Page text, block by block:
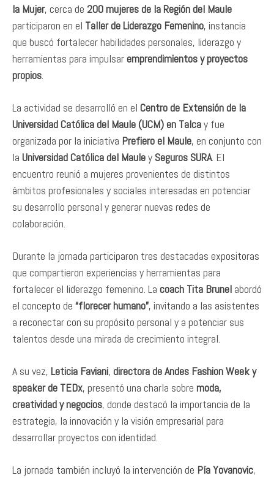
la Mujer, cerca de 200 mujeres de la Región del Maule
participaron en el Taller de Liderazgo Femenino, instancia
que buscó fortalecer habilidades personales, liderazgo y
herramientas para impulsaremprendimientos y proyectos
propios.
La actividad se desarrolló en el Centro de Extensión de la
Universidad Católica del Maule (UCM) en Talcay fue
organizada por la iniciativa Prefiero el Maule, en conjunto con
la Universidad Católica del Mauley Seguros SURA. El
encuentro reunió a mujeres provenientes de distintos
ámbitos profesionales y sociales interesadas en potenciar
su desarrollo personal y generar nuevas redes de
colaboración.
Durante la jornada participaron tres destacadas expositoras
que compartieron experiencias y herramientas para
fortalecer el liderazgo femenino. La coach Tita Brunel abordó
el concepto de “florecer humano”, invitando a las asistentes
a reconectar con su propósito personal y a potenciar sus
talentos desde una mirada de crecimiento integral.
A su vez, Leticia Faviani, directora de Andes Fashion Week y
speaker de TEDx, presentó una charla sobre moda,
creatividad y negocios, donde destacó la importancia de la
estrategia, la innovación y la visión empresarial para
desarrollar proyectos con identidad.
La jornada también incluyó la intervención de Pía Yovanovic,